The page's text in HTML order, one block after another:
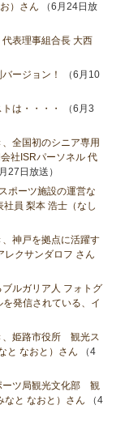
）さん （6月24日放
表理事組合長 大西
ージョン！
（6月10
は・・・・
（6月3
全国初のシニア専用
社ISRパーソネル 代
27日放送）
ポーツ施設の運営な
員 梨本 浩士（なし
神戸を拠点に活躍す
クサンダロフ さん
ルガリア人 フォトグ
発信されている、イ
、姫路市役所 観光ス
と なおと）さん （4
ーツ局観光文化部 観
なと なおと）さん （4